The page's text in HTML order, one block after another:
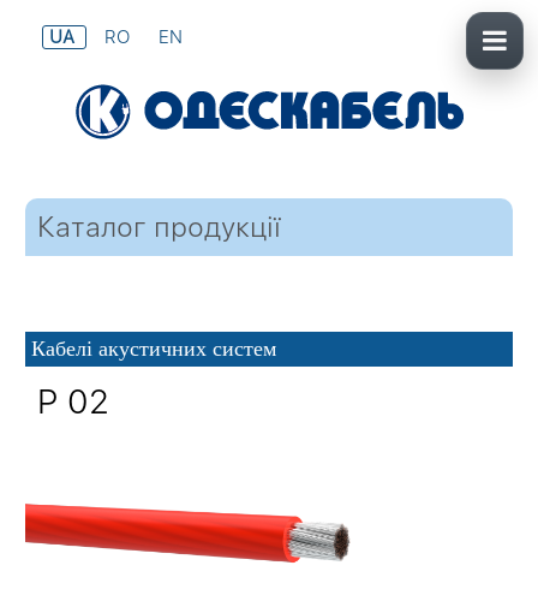
UA RO EN
Каталог продукції
Кабелі акустичних систем
P 02